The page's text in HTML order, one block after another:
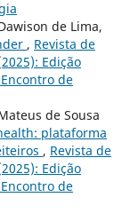
de Lima,
, Revista de
Edição
de
de Sousa
plataforma
, Revista de
Edição
de